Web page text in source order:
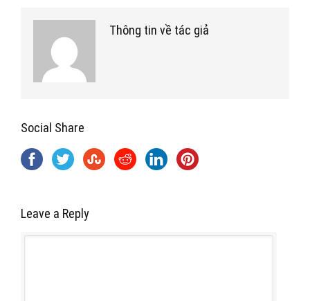
Thông tin về tác giả
Social Share
Leave a Reply